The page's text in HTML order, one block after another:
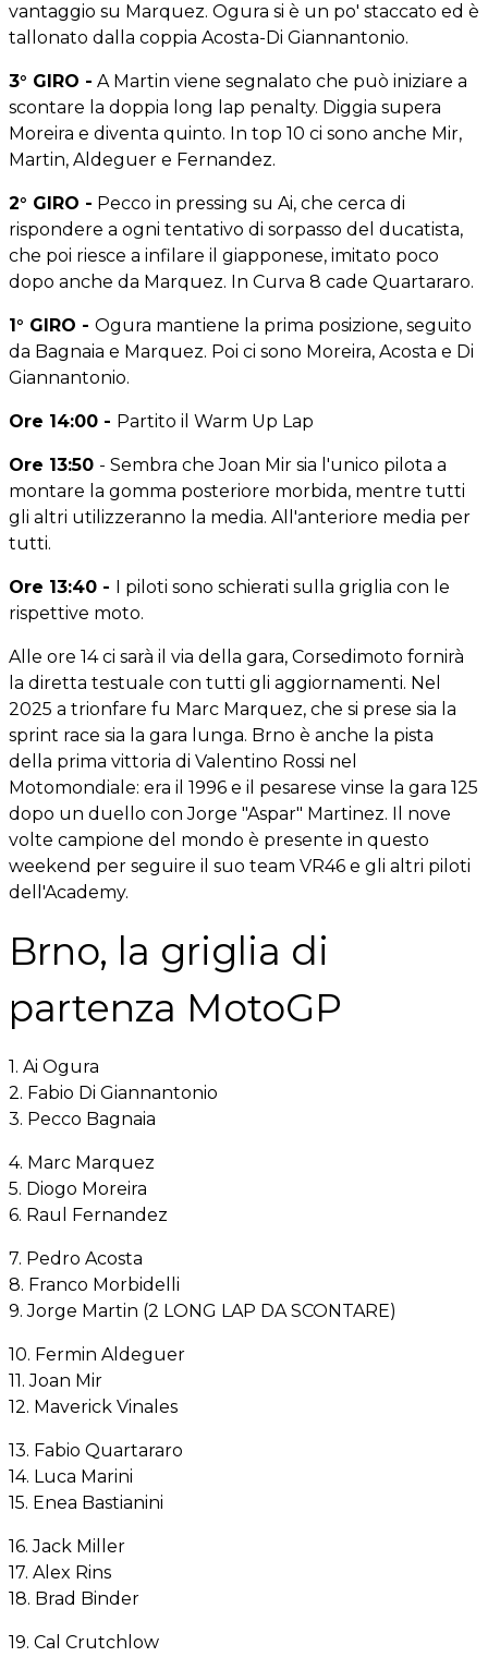
vantaggio su Marquez. Ogura si è un po' staccato ed è
tallonato dalla coppia Acosta-Di Giannantonio.
3° GIRO - A Martin viene segnalato che può iniziare a
scontare la doppia long lap penalty. Diggia supera
Moreira e diventa quinto. In top 10 ci sono anche Mir,
Martin, Aldeguer e Fernandez.
2° GIRO - Pecco in pressing su Ai, che cerca di
rispondere a ogni tentativo di sorpasso del ducatista,
che poi riesce a infilare il giapponese, imitato poco
dopo anche da Marquez. In Curva 8 cade Quartararo.
1° GIRO - Ogura mantiene la prima posizione, seguito
da Bagnaia e Marquez. Poi ci sono Moreira, Acosta e Di
Giannantonio.
Ore 14:00 - Partito il Warm Up Lap
Ore 13:50 - Sembra che Joan Mir sia l'unico pilota a
montare la gomma posteriore morbida, mentre tutti
gli altri utilizzeranno la media. All'anteriore media per
tutti.
Ore 13:40 -
I piloti sono schierati sulla griglia con le
rispettive moto.
Alle ore 14 ci sarà il via della gara, Corsedimoto fornirà
la diretta testuale con tutti gli aggiornamenti. Nel
2025 a trionfare fu Marc Marquez, che si prese sia la
sprint race sia la gara lunga. Brno è anche la pista
della prima vittoria di Valentino Rossi nel
Motomondiale: era il 1996 e il pesarese vinse la gara 125
dopo un duello con Jorge "Aspar" Martinez. Il nove
volte campione del mondo è presente in questo
weekend per seguire il suo team VR46 e gli altri piloti
dell'Academy.
Brno, la griglia di
partenza MotoGP
1. Ai Ogura
2. Fabio Di Giannantonio
3. Pecco Bagnaia
4. Marc Marquez
5. Diogo Moreira
6. Raul Fernandez
7. Pedro Acosta
8. Franco Morbidelli
9. Jorge Martin (2 LONG LAP DA SCONTARE)
10. Fermin Aldeguer
11. Joan Mir
12. Maverick Vinales
13. Fabio Quartararo
14. Luca Marini
15. Enea Bastianini
16. Jack Miller
17. Alex Rins
18. Brad Binder
19. Cal Crutchlow